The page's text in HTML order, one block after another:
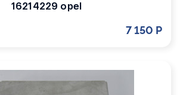
16214229 opel
7 150 Р